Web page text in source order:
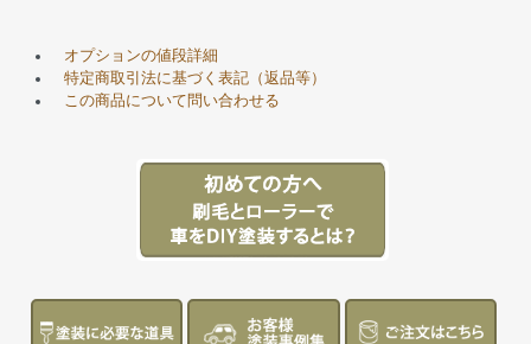
オプションの値段詳細
特定商取引法に基づく表記（返品等）
この商品について問い合わせる